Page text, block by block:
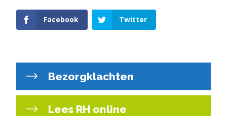
Facebook Twitter
Bezorgklachten
Lees RH online